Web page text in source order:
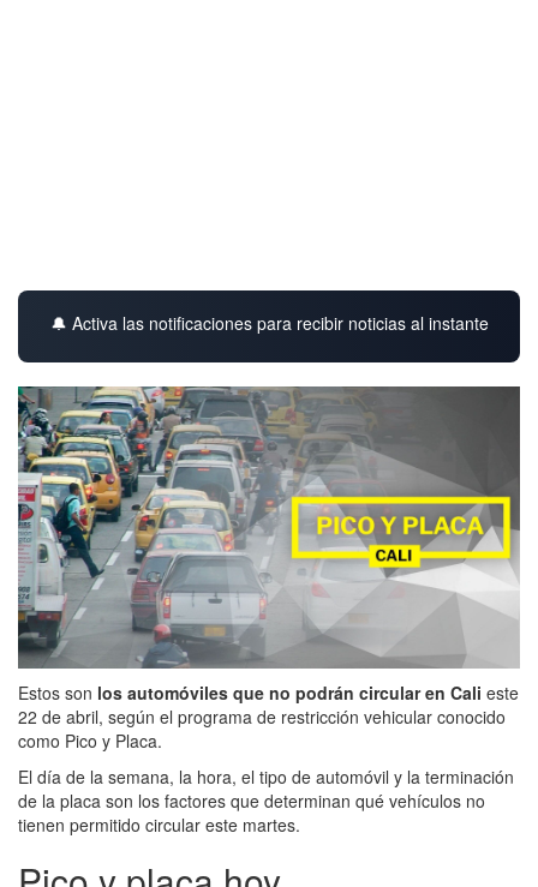
🔔 Activa las notificaciones para recibir noticias al instante
Estos son los automóviles que no podrán circular en Cali este
22 de abril, según el programa de restricción vehicular conocido
como Pico y Placa.
El día de la semana, la hora, el tipo de automóvil y la terminación
de la placa son los factores que determinan qué vehículos no
tienen permitido circular este martes.